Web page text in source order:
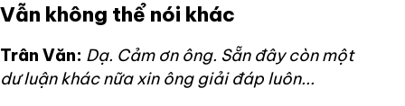
Vẫn không thể nói khác
Trân Văn: Dạ. Cảm ơn ông. Sẵn đây còn một
dư luận khác nữa xin ông giải đáp luôn...